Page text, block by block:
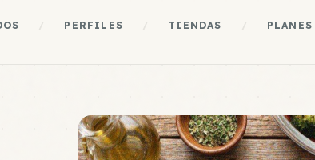
PERFILES TIENDAS PLANES